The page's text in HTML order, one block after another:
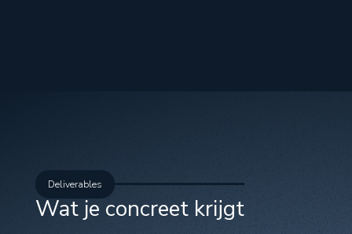
Deliverables
Wat je concreet krijgt